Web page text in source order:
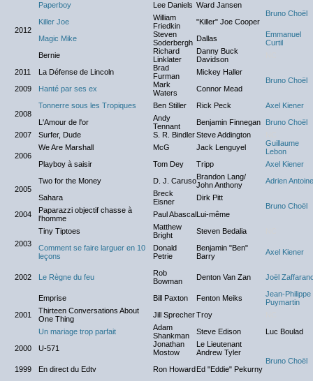
2012
Paperboy Lee Daniels Ward Jansen
Bruno Choël
Killer Joe
William
Friedkin
"Killer" Joe Cooper
Magic Mike
Steven
Soderbergh Dallas
Emmanuel
Curtil
Bernie
Richard
Linklater
Danny Buck
Davidson
2011
La Défense de Lincoln
Brad
Furman
Mickey Haller
Bruno Choël
2009
Hanté par ses ex
Mark
Waters
Connor Mead
2008
Tonnerre sous les Tropiques Ben Stiller Rick Peck
Axel Kiener
L'Amour de l'or
Andy
Tennant
Benjamin Finnegan
Bruno Choël
2007
Surfer, Dude S. R. BindlerSteve Addington
2006
We Are Marshall McG Jack Lenguyel
Guillaume
Lebon
Playboy à saisir
Tom Dey Tripp Axel Kiener
2005
Two for the Money D. J. CarusoBrandon Lang/
John Anthony
Adrien Antoine
Sahara
Breck
Eisner
Dirk Pitt
Bruno Choël
2004
Paparazzi objectif chasse à
l'homme
Paul AbascalLui-même
2003
Tiny Tiptoes
Matthew
Bright
Steven Bedalia
Comment se faire larguer en 10
leçons
Donald
Petrie
Benjamin "Ben"
Barry
Axel Kiener
2002 Le Règne du feu
Rob
Bowman
Denton Van Zan Joël
2001
Emprise Bill Paxton Fenton Meiks
Jean-Philippe
Puymartin
Thirteen Conversations About
One Thing
Jill SprecherTroy
Un mariage trop parfait
Adam
Shankman
Steve Edison
Luc Boulad
2000
U-571
Jonathan
Mostow
Le Lieutenant
Andrew Tyler
Bruno Choël
1999
En direct du Edtv Ron HowardEd "Eddie" Pekurny